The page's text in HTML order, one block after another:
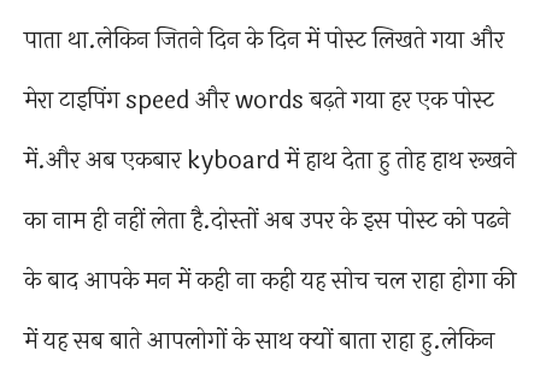
पाता था.लेकिन जितने दिन के दिन में पोस्ट लिखते गया और
मेरा टाइपिंग speed और words बढ़ते गया हर एक पोस्ट
में.और अब एकबार kyboard में हाथ देता हु तोह हाथ रूखने
का नाम ही नहीं लेता है.दोस्तों अब उपर के इस पोस्ट को पढने
के बाद आपके मन में कही ना कही यह सोच चल राहा होगा की
में यह सब बाते आपलोगों के साथ क्यों बाता राहा हु.लेकिन